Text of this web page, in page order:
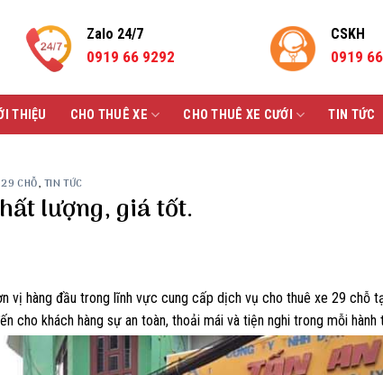
Zalo 24/7
0919 66 9292
CSKH
0919
THIỆU CHO THUÊ XE CHO THUÊ XE CƯỚI TIN TỨC
CHỖ, TIN TỨC
lượng, giá tốt.
vị hàng đầu trong lĩnh vực cung cấp dịch vụ cho thuê xe 29 chỗ
cho khách hàng sự an toàn, thoải mái và tiện nghi trong mỗi hành